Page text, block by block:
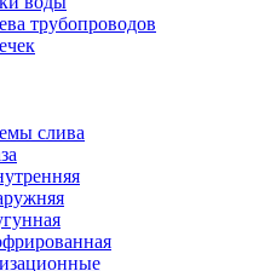
трубопроводов
слива